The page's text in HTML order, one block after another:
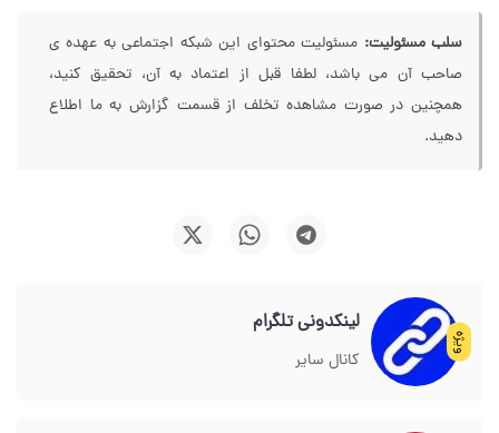
سلب مسئولیت: مسئولیت محتوای این شبکه اجتماعی به عهده ی
صاحب آن می باشد، لطفا قبل از اعتماد به آن، تحقیق کنید،
همچنین در صورت مشاهده تخلف از قسمت گزارش به ما اطلاع
دهید.
ویژه
لینکدونی تلگرام
کانال سایر